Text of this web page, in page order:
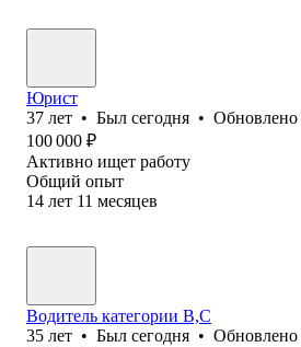
Юрист
37 лет • Был сегодня • Обновлено
100 000 ₽
Активно ищет работу
Общий опыт
14 лет 11 месяцев
Водитель категории В,С
35 лет • Был сегодня • Обновлено